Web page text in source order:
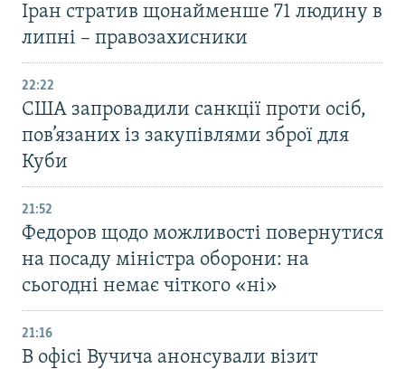
Іран стратив щонайменше 71 людину в
липні – правозахисники
22:22
США запровадили санкції проти осіб,
пов’язаних із закупівлями зброї для
Куби
21:52
Федоров щодо можливості повернутися
на посаду міністра оборони: на
сьогодні немає чіткого «ні»
21:16
В офісі Вучича анонсували візит